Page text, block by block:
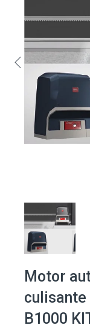
Motor
culisante
B1000